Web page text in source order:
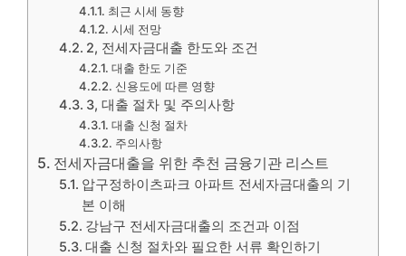
최근 시세 동향
시세 전망
2, 전세자금대출 한도와 조건
대출 한도 기준
신용도에 따른 영향
3, 대출 절차 및 주의사항
대출 신청 절차
주의사항
전세자금대출을 위한 추천 금융기관 리스트
압구정하이츠파크 아파트 전세자금대출의 기
본 이해
강남구 전세자금대출의 조건과 이점
대출 신청 절차와 필요한 서류 확인하기